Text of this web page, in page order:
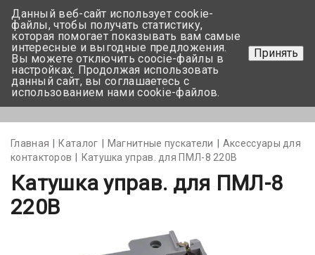
+375 17-350-99-56
+375 44-752-82-08
Задать вопрос
Главная Каталог Магнитные пускатели
Аксессуары для
контакторов
Катушка управ. для ПМЛ-8 220В
Катушка управ. для ПМЛ-8
220В
Данный веб-сайт использует cookie-
файлы, чтобы получать статистику,
которая помогает показывать вам самые
интересные и выгодные предложения.
Вы можете отключить coocie-файлы в
настройках. Продолжая использовать
данный сайт, вы соглашаетесь с
использованием нами cookie-файлов.
Принять